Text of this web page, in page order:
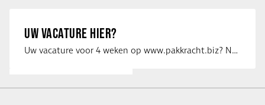
UW VACATURE HIER?
Uw vacature voor 4 weken op www.pakkracht.biz? Neem dan contact op met Yannick van …